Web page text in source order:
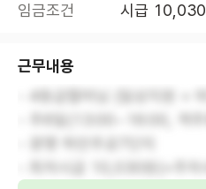
임금조건
시급
근무내용
- 4등급할머님 (일상지원 +